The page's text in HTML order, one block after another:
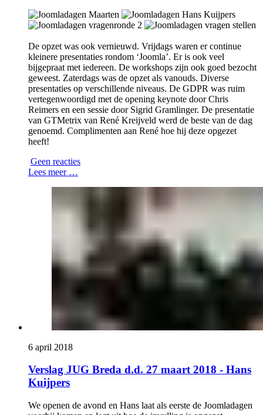
De opzet was ook vernieuwd. Vrijdags waren er continue
kleinere presentaties rondom ‘Joomla’. Er is ook veel
bijgepraat met iedereen. De workshops zijn ook goed bezocht
geweest. Zaterdags was de opzet als vanouds. Diverse
presentaties op verschillende niveaus. De GDPR was ruim
vertegenwoordigd met de opening keynote door Chris
Reimers en een sessie door Sigrid Gramlinger. De presentatie
van GTMetrix van René Kreijveld werd de beste van de dag
genoemd. Complimenten aan René hoe hij deze opgezet
heeft!
Geen reacties
Lees meer …
6 april 2018
Verslag JUG Breda d.d. 27 maart 2018 - Hans
Kuijpers
We openen de avond en Hans laat als eerste de Joomladagen